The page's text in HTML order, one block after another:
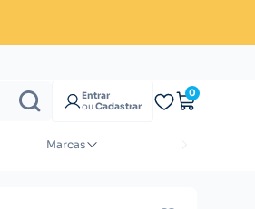
Entrar
ouCadastrar
0
Marcas